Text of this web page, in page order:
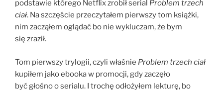
podstawie którego Netflix zrobił serial Problem trzech
ciał. Na szczęście przeczytałem pierwszy tom książki,
nim zacząłem oglądać bo nie wykluczam, że bym
się zraził.
Tom pierwszy trylogii, czyli właśnie Problem trzech ciał
kupiłem jako ebooka w promocji, gdy zaczęło
być głośno o serialu. I trochę odłożyłem lekturę, bo